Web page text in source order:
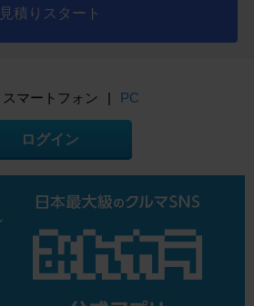
見積りスタート
スマートフォン | PC
ログイン